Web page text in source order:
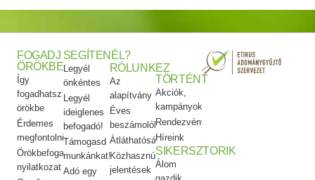
FOGADJ
ÖRÖKBE
Így
fogadhatsz
örökbe
Érdemes
megfontolni
Örökbefogadói
nyilatkozat
SEGÍTENÉL?
Legyél
önkéntes
Legyél
ideiglenes
befogadó!
Támogasd
munkánkat!
Adó egy
RÓLUNK
Az
alapítvány
Éves
beszámolók
Átláthatóság
Közhasznúsági
jelentések
EZ
TÖRTÉNT
Akciók,
kampányok
Rendezvényeink
Híreink
SIKERSZTORIK
Álom